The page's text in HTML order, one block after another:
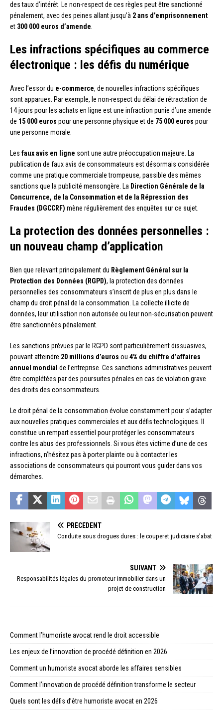
des taux d’intérêt. Le non-respect de ces règles peut être sanctionné
pénalement, avec des peines allant jusqu’à 2 ans d’emprisonnement
et 300 000 euros d’amende.
Les infractions spécifiques au commerce
électronique : les défis du numérique
Avec l’essor du e-commerce, de nouvelles infractions spécifiques
sont apparues. Par exemple, le non-respect du délai de rétractation de
14 jours pour les achats en ligne est une infraction punie d’une amende
de 15 000 euros pour une personne physique et de 75 000 euros pour
une personne morale.
Les faux avis en ligne sont une autre préoccupation majeure. La
publication de faux avis de consommateurs est désormais considérée
comme une pratique commerciale trompeuse, passible des mêmes
sanctions que la publicité mensongère. La Direction Générale de la
Concurrence, de la Consommation et de la Répression des
Fraudes (DGCCRF) mène régulièrement des enquêtes sur ce sujet.
La protection des données personnelles :
un nouveau champ d’application
Bien que relevant principalement du Règlement Général sur la
Protection des Données (RGPD), la protection des données
personnelles des consommateurs s’inscrit de plus en plus dans le
champ du droit pénal de la consommation. La collecte illicite de
données, leur utilisation non autorisée ou leur non-sécurisation peuvent
être sanctionnées pénalement.
Les sanctions prévues par le RGPD sont particulièrement dissuasives,
pouvant atteindre 20 millions d’euros ou 4% du chiffre d’affaires
annuel mondial de l’entreprise. Ces sanctions administratives peuvent
être complétées par des poursuites pénales en cas de violation grave
des droits des consommateurs.
Le droit pénal de la consommation évolue constamment pour s’adapter
aux nouvelles pratiques commerciales et aux défis technologiques. Il
constitue un rempart essentiel pour protéger les consommateurs
contre les abus des professionnels. Si vous êtes victime d’une de ces
infractions, n’hésitez pas à porter plainte ou à contacter les
associations de consommateurs qui pourront vous guider dans vos
démarches.
PRÉCÉDENT
Conduite sous drogues dures : le couperet judiciaire s’abat
SUIVANT
Responsabilités légales du promoteur immobilier dans un
projet de construction
Comment l’humoriste avocat rend le droit accessible
Les enjeux de l’innovation de procédé définition en 2026
Comment un humoriste avocat aborde les affaires sensibles
Comment l’innovation de procédé définition transforme le secteur
Quels sont les défis d’être humoriste avocat en 2026